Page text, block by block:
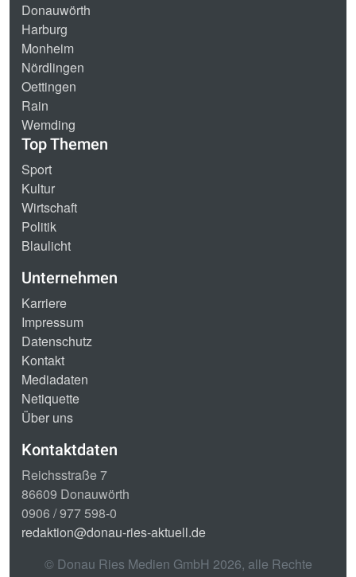
Donauwörth
Harburg
Monheim
Nördlingen
Oettingen
Rain
Wemding
Top Themen
Sport
Kultur
Wirtschaft
Politik
Blaulicht
Unternehmen
Karriere
Impressum
Datenschutz
Kontakt
Mediadaten
Netiquette
Über uns
Kontaktdaten
Reichsstraße 7
86609 Donauwörth
0906 / 977 598-0
redaktion@donau-ries-aktuell.de
© Donau Ries Medien GmbH 2026, alle Rechte